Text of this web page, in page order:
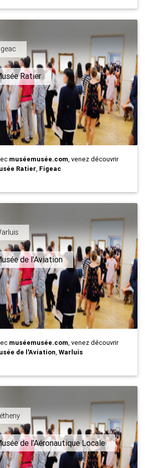
Ratier
muséemusée.com, venez découvrir
Ratier, Figeac
de l'Aviation
muséemusée.com, venez découvrir
de l'Aviation, Warluis
de l'Aéronautique Locale